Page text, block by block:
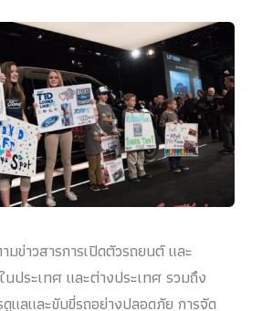
ข่าวสารการเปิดตัวรถยนต์ และ
ประเทศ และต่างประเทศ รวมถึง
แลและขับขี่รถอย่างปลอดภัย การจัด